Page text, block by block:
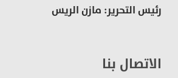
رئيس التحرير: مازن الريس
الاتصال بنا